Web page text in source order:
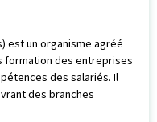
est un organisme agréé
formation des entreprises
des salariés. Il
des branches